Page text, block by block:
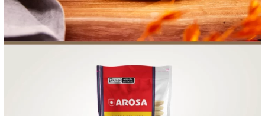
FOOD SERVICE EMPRESA AGENDA DE CURSOS
SAC